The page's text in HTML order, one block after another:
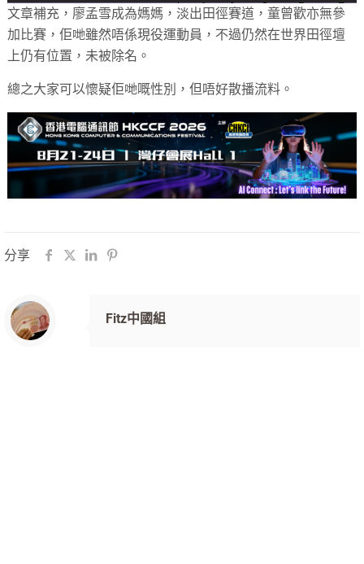
文章補充，廖孟雪成為媽媽，淡出田徑賽道，童曾歡亦無參
加比賽，佢哋雖然唔係現役運動員，不過仍然在世界田徑壇
上仍有位置，未被除名。
總之大家可以懷疑佢哋嘅性別，但唔好散播流料。
分享
Fitz中國組